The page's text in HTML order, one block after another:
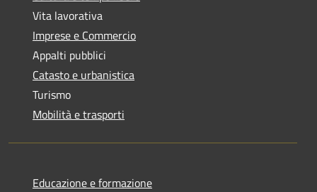
Vita lavorativa
Imprese e Commercio
Appalti pubblici
Catasto e urbanistica
Turismo
Mobilità e trasporti
Educazione e formazione